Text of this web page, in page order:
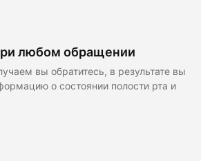
любом обращении
вы обратитесь, в результате вы
о состоянии полости рта и